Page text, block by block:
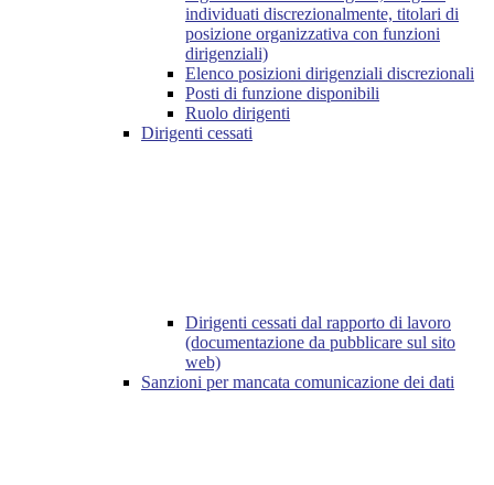
individuati discrezionalmente, titolari di
posizione organizzativa con funzioni
dirigenziali)
Elenco posizioni dirigenziali discrezionali
Posti di funzione disponibili
Ruolo dirigenti
Dirigenti cessati
Dirigenti cessati dal rapporto di lavoro
(documentazione da pubblicare sul sito
web)
Sanzioni per mancata comunicazione dei dati